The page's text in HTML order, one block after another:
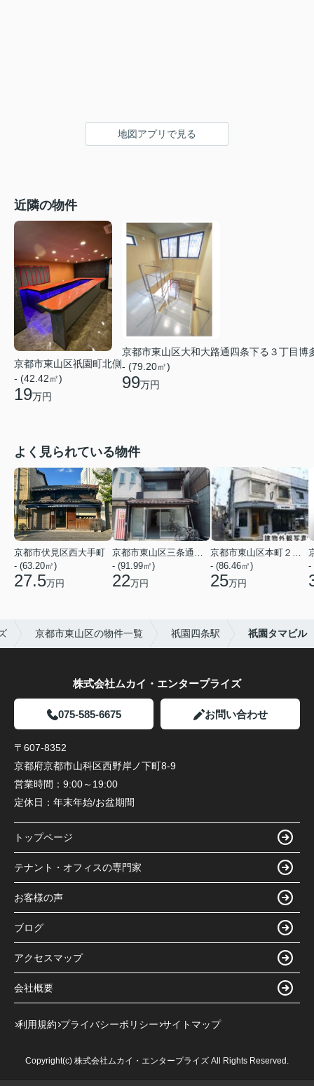
地図アプリで見る
近隣の物件
京都市東山区祇園町北側
- (42.42㎡)
19万円
京都市東山区大和大路通四条下る３丁目博
- (79.20㎡)
99万円
よく見られている物件
京都市伏見区西大手町
- (63.20㎡)
27.5万円
京都市東山区三条通北裏白川筋西入２丁目東姉小路町
- (91.99㎡)
22万円
京都市東山区本町２２丁目
- (86.46㎡)
25万円
-
京都市東山区の物件一覧 祇園四条駅 祇園タマビル
株式会社ムカイ・エンタープライズ
075-585-6675 お問い合わせ
〒607-8352
京都府京都市山科区西野岸ノ下町8-9
営業時間： 9:00～19:00
定休日： 年末年始/お盆期間
トップページ
テナント・オフィスの専門家
お客様の声
ブログ
アクセスマップ
会社概要
利用規約 プライバシーポリシー サイトマップ
Copyright(c) 株式会社ムカイ・エンタープライズ All Rights Reserved.